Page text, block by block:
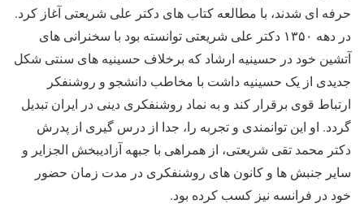
حرفه ای شدند، با مطالعه کتاب های دکتر علی شریعتی آغاز کرد.
در دهه ۱۳۵۰ دکتر علی شریعتی توانسته بود با سخنرانی های
آتشین خود در حسینیه ارشاد که برخلاف حسینیه های سنتی شکل
جدیدی از یک حسینیه داشت با مخاطب دانشجو و روشنفکر
ارتباط قوی برقرار کند و به نماد روشنفکری دینی در ایران تبدیل
گردد. او این توانمندی و تجربه را، جدا از درس گیری از پدرش
دکتر محمد تقی شریعتی، از همراهی با جبهه آزادیبخش الجزایر و
سایر جنبش ها و کانون های روشنفکری در مدت زمان حضور
خود در فرانسه نیز کسب کرده بود.